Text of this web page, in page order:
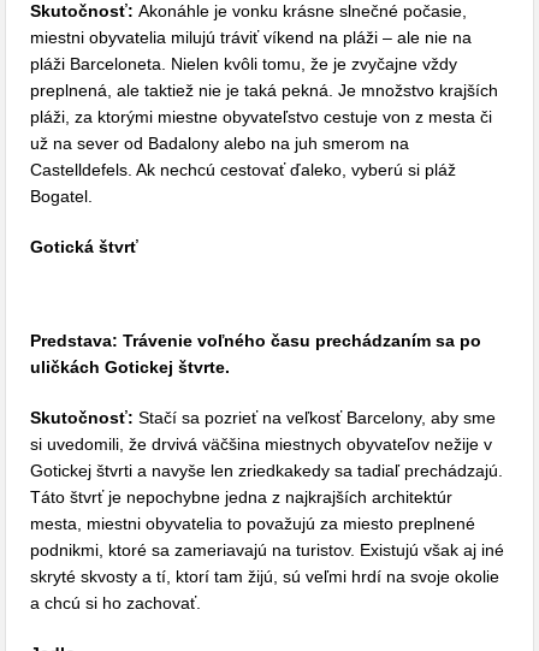
Skutočnosť: Akonáhle je vonku krásne slnečné počasie,
miestni obyvatelia milujú tráviť víkend na pláži – ale nie na
pláži Barceloneta. Nielen kvôli tomu, že je zvyčajne vždy
preplnená, ale taktiež nie je taká pekná. Je množstvo krajších
pláži, za ktorými miestne obyvateľstvo cestuje von z mesta či
už na sever od Badalony alebo na juh smerom na
Castelldefels. Ak nechcú cestovať ďaleko, vyberú si pláž
Bogatel.
Gotická štvrť
Predstava: Trávenie voľného času prechádzaním sa po
uličkách Gotickej štvrte.
Skutočnosť: Stačí sa pozrieť na veľkosť Barcelony, aby sme
si uvedomili, že drvivá väčšina miestnych obyvateľov nežije v
Gotickej štvrti a navyše len zriedkakedy sa tadiaľ prechádzajú.
Táto štvrť je nepochybne jedna z najkrajších architektúr
mesta, miestni obyvatelia to považujú za miesto preplnené
podnikmi, ktoré sa zameriavajú na turistov. Existujú však aj iné
skryté skvosty a tí, ktorí tam žijú, sú veľmi hrdí na svoje okolie
a chcú si ho zachovať.